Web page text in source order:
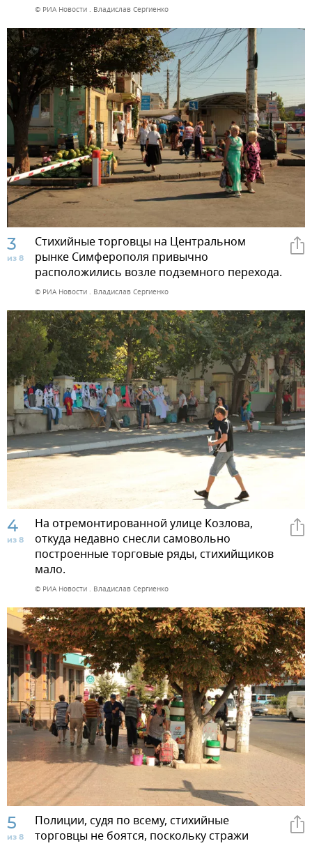
© РИА Новости . Владислав Сергиенко
3
из 8
Стихийные торговцы на Центральном
рынке Симферополя привычно
расположились возле подземного перехода.
© РИА Новости . Владислав Сергиенко
4
из 8
На отремонтированной улице Козлова,
откуда недавно снесли самовольно
построенные торговые ряды, стихийщиков
мало.
© РИА Новости . Владислав Сергиенко
5
из 8
Полиции, судя по всему, стихийные
торговцы не боятся, поскольку стражи